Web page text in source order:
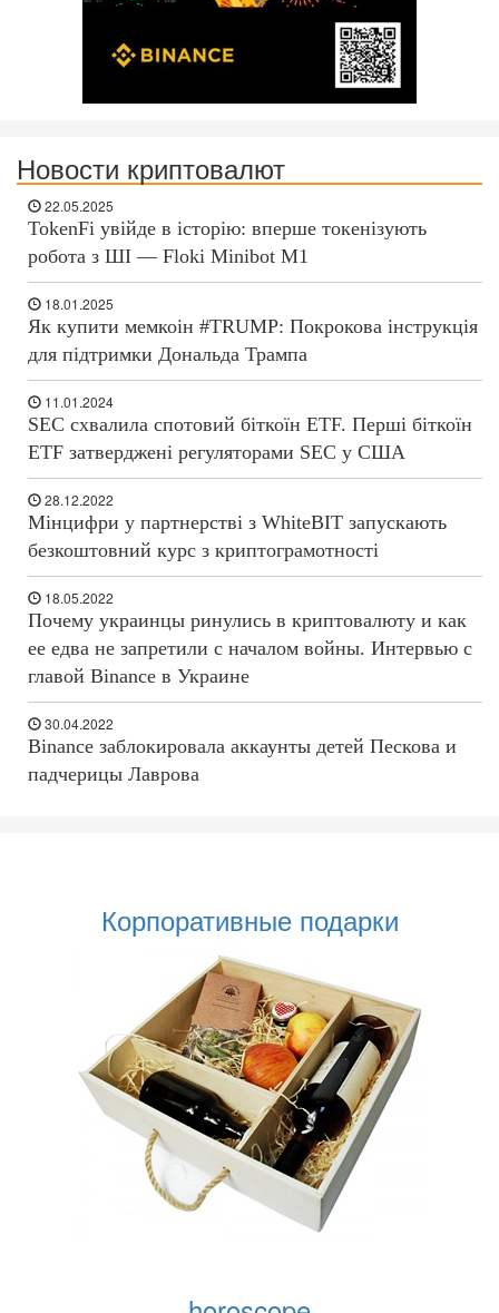
Новости криптовалют
22.05.2025
TokenFi увійде в історію: вперше токенізують
робота з ШІ — Floki Minibot M1
18.01.2025
Як купити мемкоін #TRUMP: Покрокова інструкція
для підтримки Дональда Трампа
11.01.2024
SEC схвалила спотовий біткоїн ETF. Перші біткоїн
ETF затверджені регуляторами SEC у США
28.12.2022
Мінцифри у партнерстві з WhiteBIT запускають
безкоштовний курс з криптограмотності
18.05.2022
Почему украинцы ринулись в криптовалюту и как
ее едва не запретили с началом войны. Интервью с
главой Binance в Украине
30.04.2022
Binance заблокировала аккаунты детей Пескова и
падчерицы Лаврова
Корпоративные подарки